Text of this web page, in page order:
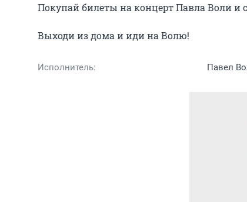
Покупай билеты на концерт Павла Воли и
Выходи из дома и иди на Волю!
Исполнитель: Павел